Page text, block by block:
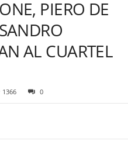
PIERO DE
AL CUARTEL
1366 0